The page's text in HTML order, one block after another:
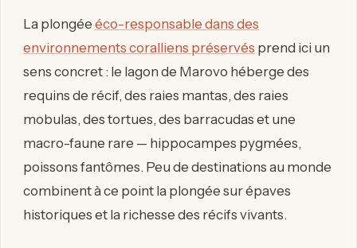
La plongée éco-responsable dans des
environnements coralliens préservés prend ici un
sens concret : le lagon de Marovo héberge des
requins de récif, des raies mantas, des raies
mobulas, des tortues, des barracudas et une
macro-faune rare — hippocampes pygmées,
poissons fantômes. Peu de destinations au monde
combinent à ce point la plongée sur épaves
historiques et la richesse des récifs vivants.